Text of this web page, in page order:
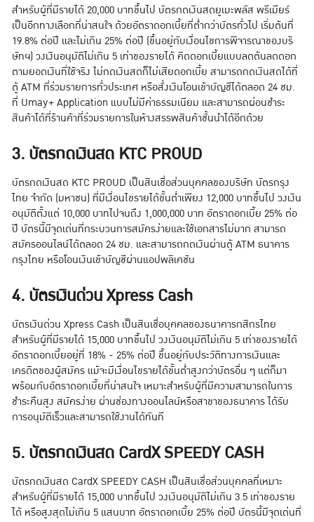
สำหรับผู้ที่มีรายได้ 20,000 บาทขึ้นไป บัตรกดเงินสดยูเมะพลัส พรีเมียร์
เป็นอีกทางเลือกที่น่าสนใจ ด้วยอัตราดอกเบี้ยที่ต่ำกว่าบัตรทั่วไป เริ่มต้นที่
19.8% ต่อปี และไม่เกิน 25% ต่อปี (ขึ้นอยู่กับเงื่อนไขการพิจารณาของบริ
ษัทฯ) วงเงินอนุมัติไม่เกิน 5 เท่าของรายได้ คิดดอกเบี้ยแบบลดต้นลดดอก
ตามยอดเงินที่ใช้จริง ไม่กดเงินสดก็ไม่เสียดอกเบี้ย สามารถกดเงินสดได้ที่
ตู้ ATM ที่ร่วมรายการทั่วประเทศ หรือสั่งเงินโอนเข้าบัญชีได้ตลอด 24 ชม.
ที่ Umay+ Application แบบไม่มีค่าธรรมเนียม และสามารถผ่อนชำระ
สินค้าได้ที่ร้านค้าที่ร่วมรายการในห้างสรรพสินค้าชั้นนำได้อีกด้วย
3. บัตรกดเงินสด KTC PROUD
บัตรกดเงินสด KTC PROUD เป็นสินเชื่อส่วนบุคคลของบริษัท บัตรกรุง
ไทย จำกัด (มหาชน) ที่มีเงื่อนไขรายได้ขั้นต่ำเพียง 12,000 บาทขึ้นไป วงเงิน
อนุมัติตั้งแต่ 10,000 บาทไปจนถึง 1,000,000 บาท อัตราดอกเบี้ย 25% ต่อ
ปี บัตรนี้มีจุดเด่นที่กระบวนการสมัครง่ายและใช้เอกสารไม่มาก สามารถ
สมัครออนไลน์ได้ตลอด 24 ชม. และสามารถกดเงินผ่านตู้ ATM ธนาคาร
กรุงไทย หรือโอนเงินเข้าบัญชีผ่านแอปพลิเคชัน
4. บัตรเงินด่วน Xpress Cash
บัตรเงินด่วน Xpress Cash เป็นสินเชื่อบุคคลของธนาคารกสิกรไทย
สำหรับผู้ที่มีรายได้ 15,000 บาทขึ้นไป วงเงินอนุมัติไม่เกิน 5 เท่าของรายได้
อัตราดอกเบี้ยอยู่ที่ 18% - 25% ต่อปี ขึ้นอยู่กับประวัติทางการเงินและ
เครดิตของผู้สมัคร แม้จะมีเงื่อนไขรายได้ขั้นต่ำสูงกว่าบัตรอื่น ๆ แต่ก็มา
พร้อมกับอัตราดอกเบี้ยที่น่าสนใจ เหมาะสำหรับผู้ที่มีความสามารถในการ
ชำระคืนสูง สมัครง่าย ผ่านช่องทางออนไลน์หรือสาขาของธนาคาร ได้รับ
การอนุมัติเร็วและสามารถใช้งานได้ทันที
5. บัตรกดเงินสด CardX SPEEDY CASH
บัตรกดเงินสด CardX SPEEDY CASH เป็นสินเชื่อส่วนบุคคลที่เหมาะ
สำหรับผู้ที่มีรายได้ 15,000 บาทขึ้นไป วงเงินอนุมัติไม่เกิน 3.5 เท่าของราย
ได้ หรือสูงสุดไม่เกิน 5 แสนบาท อัตราดอกเบี้ย 25% ต่อปี บัตรนี้มีจุดเด่นที่